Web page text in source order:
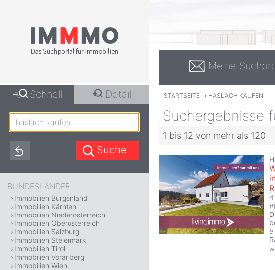
Meine
STARTSEITE › HASLACH KAUFEN
Suchergebnisse
1 bis 12 von mehr als 120
#
Schnell Detail
BUNDESLÄNDER
Immobilien Burgenland
Immobilien Kärnten
Immobilien Niederösterreich
Immobilien Oberösterreich
Immobilien Salzburg
Immobilien Steiermark
Immobilien Tirol
Immobilien Vorarlberg
Immobilien Wien